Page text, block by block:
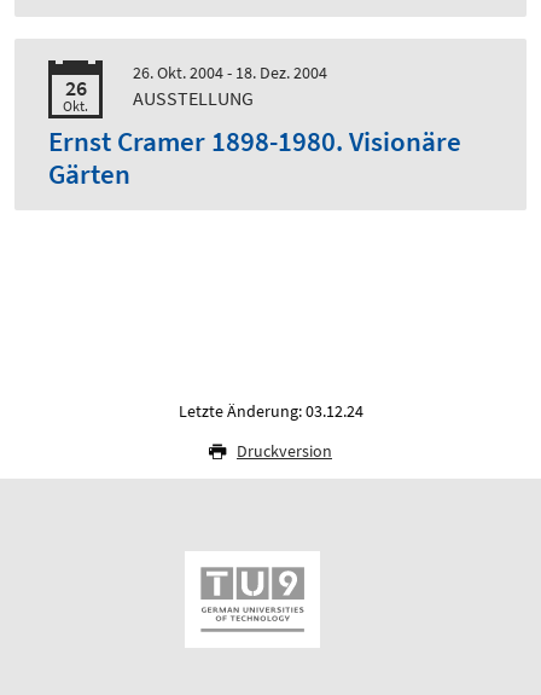
26
Okt.
26. Okt. 2004 - 18. Dez. 2004
AUSSTELLUNG
Ernst Cramer 1898-1980. Visionäre
Gärten
Letzte Änderung: 03.12.24
Druckversion